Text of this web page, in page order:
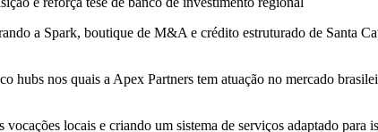
a Spark, boutique de M&A e crédito estruturado de Santa
hubs nos quais a Apex Partners tem atuação no mercado
locais e criando um sistema de serviços adaptado